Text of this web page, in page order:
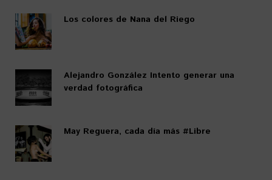
Los colores de Nana del Riego
Alejandro González Intento generar una
verdad fotográfica
May Reguera, cada día más #Libre